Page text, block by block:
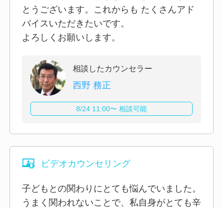
とうございます。これからも たくさんアド
バイスいただきたいです。
よろしくお願いします。
相談したカウンセラー
西野 務正
8/24 11:00〜 相談可能
ビデオカウンセリング
子どもとの関わりにとても悩んでいました。
うまく関われないことで、私自身がとても辛